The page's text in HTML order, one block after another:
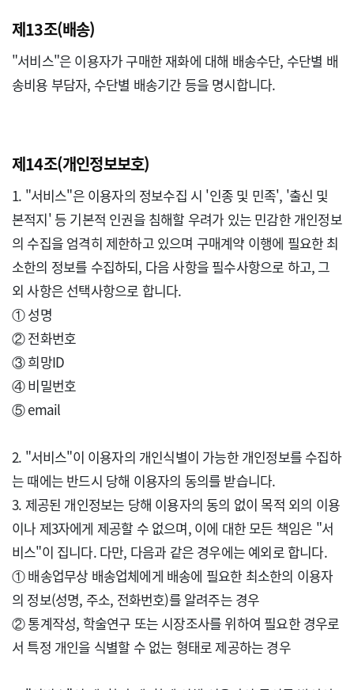
제13조(배송)
"서비스"은 이용자가 구매한 재화에 대해 배송수단, 수단별 배
송비용 부담자, 수단별 배송기간 등을 명시합니다.
제14조(개인정보보호)
1. "서비스"은 이용자의 정보수집 시 '인종 및 민족', '출신 및
본적지' 등 기본적 인권을 침해할 우려가 있는 민감한 개인정보
의 수집을 엄격히 제한하고 있으며 구매계약 이행에 필요한 최
소한의 정보를 수집하되, 다음 사항을 필수사항으로 하고, 그
외 사항은 선택사항으로 합니다.
① 성명
② 전화번호
③ 희망ID
④ 비밀번호
⑤ email
2. "서비스"이 이용자의 개인식별이 가능한 개인정보를 수집하
는 때에는 반드시 당해 이용자의 동의를 받습니다.
3. 제공된 개인정보는 당해 이용자의 동의 없이 목적 외의 이용
이나 제3자에게 제공할 수 없으며, 이에 대한 모든 책임은 "서
비스"이 집니다. 다만, 다음과 같은 경우에는 예외로 합니다.
① 배송업무상 배송업체에게 배송에 필요한 최소한의 이용자
의 정보(성명, 주소, 전화번호)를 알려주는 경우
② 통계작성, 학술연구 또는 시장조사를 위하여 필요한 경우로
서 특정 개인을 식별할 수 없는 형태로 제공하는 경우